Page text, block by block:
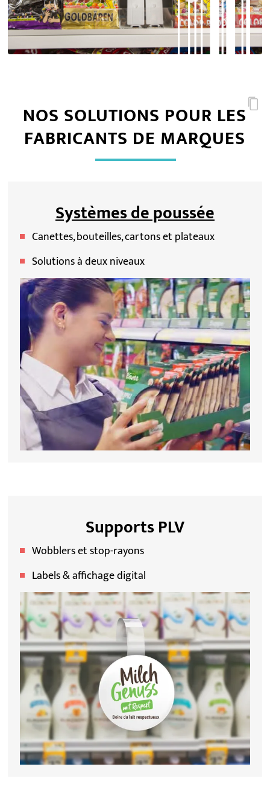
NOS SOLUTIONS POUR LES
FABRICANTS DE MARQUES
Systèmes de poussée
Canettes, bouteilles, cartons et plateaux
Solutions à deux niveaux
Supports PLV
Wobblers et stop-rayons
Labels & affichage digital